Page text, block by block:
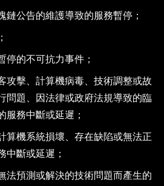
鏈公告的維護導致的服務暫停；
停的不可抗力事件；
攻擊、計算機病毒、技術調整或故
問題、因法律或政府法規導致的臨
服務中斷或延遲；
算機系統損壞、存在缺陷或無法正
中斷或延遲；
法預測或解決的技術問題而產生的